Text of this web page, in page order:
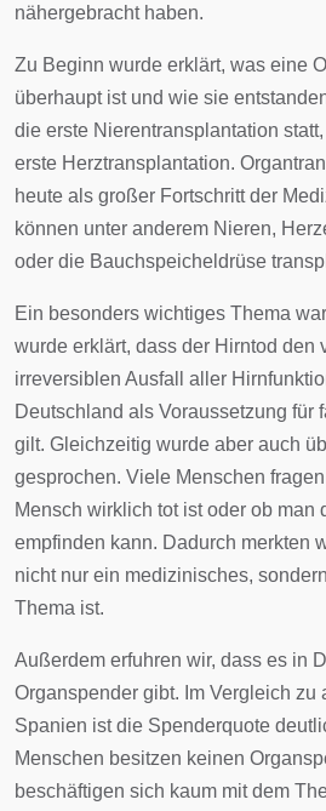
nähergebracht haben.
Zu Beginn wurde erklärt, was eine
überhaupt ist und wie sie
die erste Nierentransplantation
erste Herztransplantation.
heute als großer Fortschritt der
können unter anderem Nieren,
oder die Bauchspeicheldrüse
Ein besonders wichtiges Thema
wurde erklärt, dass der Hirntod den
irreversiblen Ausfall aller
Deutschland als Voraussetzung für
gilt. Gleichzeitig wurde aber auch
gesprochen. Viele Menschen
Mensch wirklich tot ist oder ob man
empfinden kann. Dadurch merkten
nicht nur ein medizinisches,
Thema ist.
Außerdem erfuhren wir, dass es in
Organspender gibt. Im Vergleich zu
Spanien ist die Spenderquote
Menschen besitzen keinen
beschäftigen sich kaum mit dem